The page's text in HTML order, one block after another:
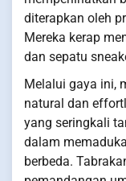
diterapkan oleh
Mereka kerap
dan sepatu
Melalui gaya ini,
natural dan
yang seringkali
dalam
berbeda.